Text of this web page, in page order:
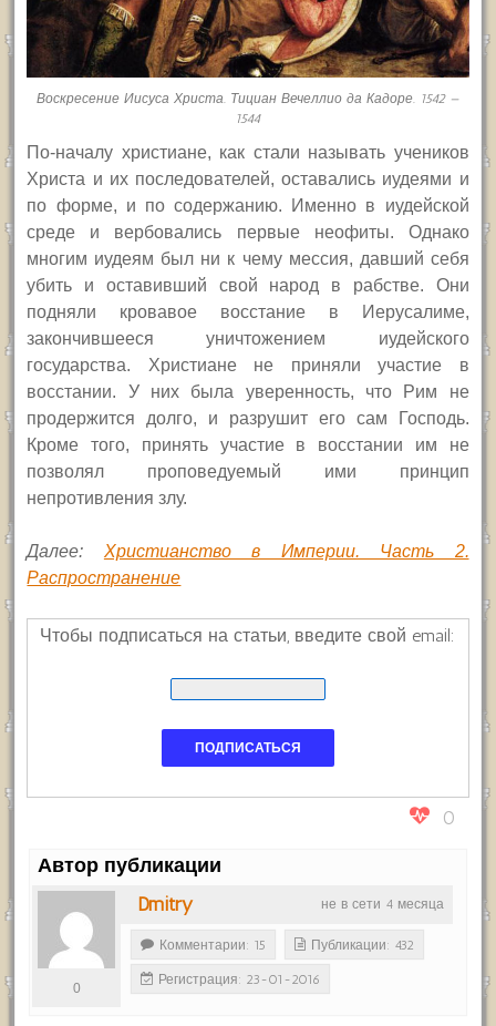
Воскресение Иисуса Христа. Тициан Вечеллио да Кадоре. 1542 —
1544
По-началу христиане, как стали называть учеников
Христа и их последователей, оставались иудеями и
по форме, и по содержанию. Именно в иудейской
среде и вербовались первые неофиты. Однако
многим иудеям был ни к чему мессия, давший себя
убить и оставивший свой народ в рабстве. Они
подняли кровавое восстание в Иерусалиме,
закончившееся уничтожением иудейского
государства. Христиане не приняли участие в
восстании. У них была уверенность, что Рим не
продержится долго, и разрушит его сам Господь.
Кроме того, принять участие в восстании им не
позволял проповедуемый ими принцип
непротивления злу.
Далее: Христианство в Империи. Часть 2.
Распространение
Чтобы подписаться на статьи, введите свой email:
0
Автор публикации
не в сети 4 месяца
Dmitry
0
Комментарии: 15 Публикации: 432
Регистрация: 23-01-2016